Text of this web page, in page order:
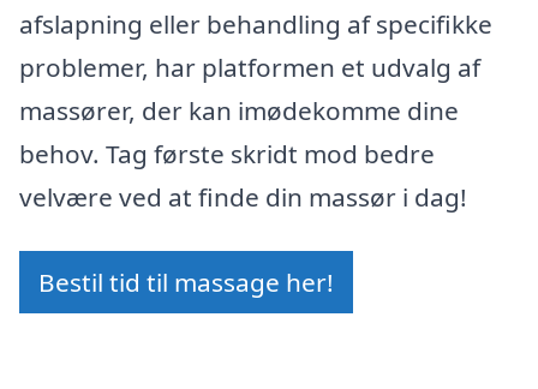
afslapning eller behandling af specifikke
problemer, har platformen et udvalg af
massører, der kan imødekomme dine
behov. Tag første skridt mod bedre
velvære ved at finde din massør i dag!
Bestil tid til massage her!